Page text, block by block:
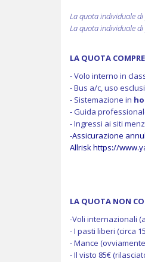
La quota individuale
La quota individuale
LA QUOTA
- Volo interno in
- Bus a/c, uso
- Sistemazione in
- Guida
- Ingressi ai siti
-Assicurazione
Allriskhttps://
LA QUOTA NON
-Voli internazionali
- I pasti liberi (circa
- Mance
- Il visto 85€